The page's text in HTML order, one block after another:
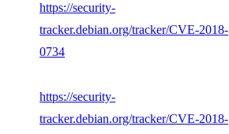
https://security-
tracker.debian.org/tracker/CVE-2018-
0734
https://security-
tracker.debian.org/tracker/CVE-2018-